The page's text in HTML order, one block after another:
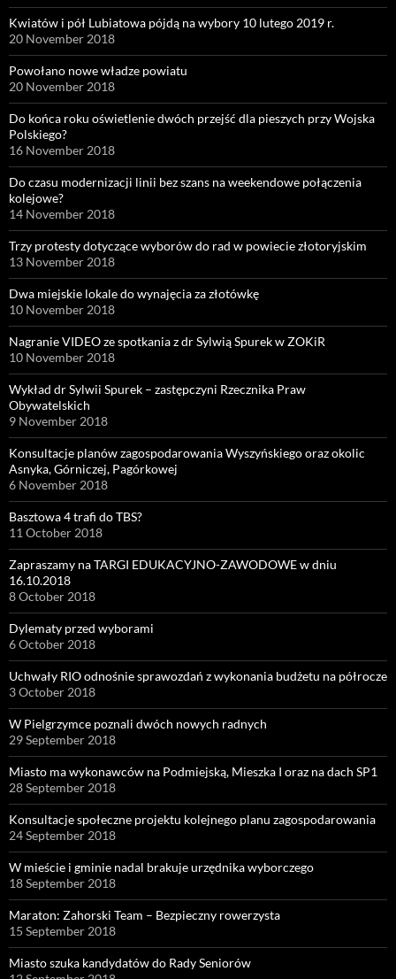
Kwiatów i pół Lubiatowa pójdą na wybory 10 lutego 2019 r.
20 November 2018
Powołano nowe władze powiatu
20 November 2018
Do końca roku oświetlenie dwóch przejść dla pieszych przy Wojska
Polskiego?
16 November 2018
Do czasu modernizacji linii bez szans na weekendowe połączenia
kolejowe?
14 November 2018
Trzy protesty dotyczące wyborów do rad w powiecie złotoryjskim
13 November 2018
Dwa miejskie lokale do wynajęcia za złotówkę
10 November 2018
Nagranie VIDEO ze spotkania z dr Sylwią Spurek w ZOKiR
10 November 2018
Wykład dr Sylwii Spurek – zastępczyni Rzecznika Praw
Obywatelskich
9 November 2018
Konsultacje planów zagospodarowania Wyszyńskiego oraz okolic
Asnyka, Górniczej, Pagórkowej
6 November 2018
Basztowa 4 trafi do TBS?
11 October 2018
Zapraszamy na TARGI EDUKACYJNO-ZAWODOWE w dniu
16.10.2018
8 October 2018
Dylematy przed wyborami
6 October 2018
Uchwały RIO odnośnie sprawozdań z wykonania budżetu na półrocze
3 October 2018
W Pielgrzymce poznali dwóch nowych radnych
29 September 2018
Miasto ma wykonawców na Podmiejską, Mieszka I oraz na dach SP1
28 September 2018
Konsultacje społeczne projektu kolejnego planu zagospodarowania
24 September 2018
W mieście i gminie nadal brakuje urzędnika wyborczego
18 September 2018
Maraton: Zahorski Team – Bezpieczny rowerzysta
15 September 2018
Miasto szuka kandydatów do Rady Seniorów